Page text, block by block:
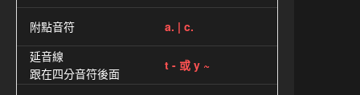
附點音符
a. | c.
延音線
跟在四分音符後面
t - 或 y ~